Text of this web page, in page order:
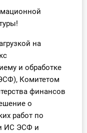
на
и обработке
Комитетом
финансов
о
работ по
ИС ЭСФ и